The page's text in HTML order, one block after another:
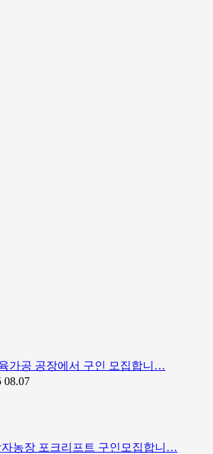
가공 공장에서 구인 모집합니…
08.07
자농장 포크리프트 구인모집합니…